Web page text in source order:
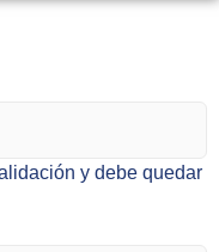
y debe quedar